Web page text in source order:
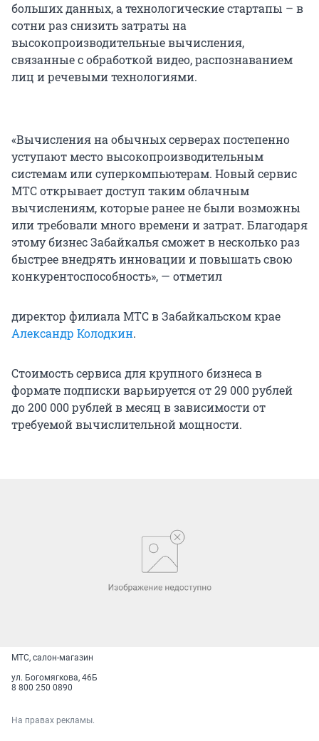
больших данных, а технологические стартапы – в
сотни раз снизить затраты на
высокопроизводительные вычисления,
связанные с обработкой видео, распознаванием
лиц и речевыми технологиями.
«Вычисления на обычных серверах постепенно
уступают место высокопроизводительным
системам или суперкомпьютерам. Новый сервис
МТС открывает доступ таким облачным
вычислениям, которые ранее не были возможны
или требовали много времени и затрат. Благодаря
этому бизнес Забайкалья сможет в несколько раз
быстрее внедрять инновации и повышать свою
конкурентоспособность», — отметил
директор филиала МТС в Забайкальском крае
Александр Колодкин.
Стоимость сервиса для крупного бизнеса в
формате подписки варьируется от 29 000 рублей
до 200 000 рублей в месяц в зависимости от
требуемой вычислительной мощности.
МТС, салон-магазин
ул. Богомягкова, 46Б
8 800 250 0890
На правах рекламы.